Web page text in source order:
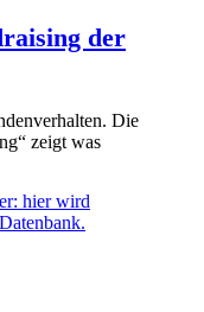
der
Die
zeigt was